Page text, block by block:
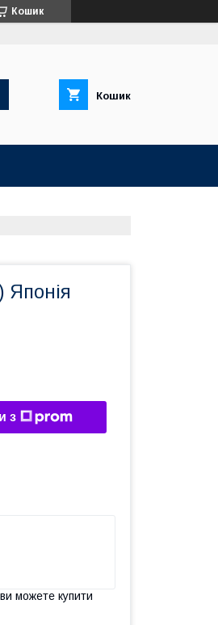
Кошик
Кошик
Японія
з
можете купити